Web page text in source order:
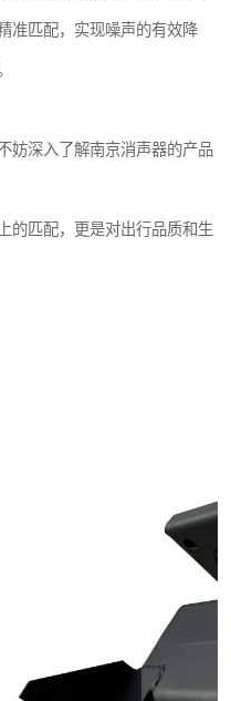
准匹配，实现噪声的有效降
妨深入了解南京消声器的产品
的匹配，更是对出行品质和生